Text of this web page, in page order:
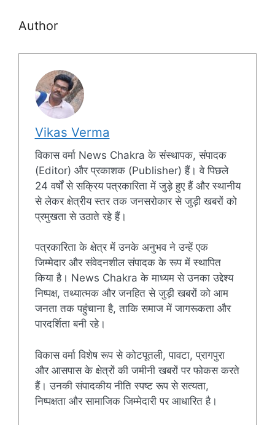
Author
Vikas Verma
विकास वर्मा News Chakra के संस्थापक, संपादक
(Editor) और प्रकाशक (Publisher) हैं। वे पिछले
24 वर्षों से सक्रिय पत्रकारिता में जुड़े हुए हैं और स्थानीय
से लेकर क्षेत्रीय स्तर तक जनसरोकार से जुड़ी खबरों को
प्रमुखता से उठाते रहे हैं।
पत्रकारिता के क्षेत्र में उनके अनुभव ने उन्हें एक
जिम्मेदार और संवेदनशील संपादक के रूप में स्थापित
किया है। News Chakra के माध्यम से उनका उद्देश्य
निष्पक्ष, तथ्यात्मक और जनहित से जुड़ी खबरों को आम
जनता तक पहुंचाना है, ताकि समाज में जागरूकता और
पारदर्शिता बनी रहे।
विकास वर्मा विशेष रूप से कोटपूतली, पावटा, प्रागपुरा
और आसपास के क्षेत्रों की जमीनी खबरों पर फोकस करते
हैं। उनकी संपादकीय नीति स्पष्ट रूप से सत्यता,
निष्पक्षता और सामाजिक जिम्मेदारी पर आधारित है।